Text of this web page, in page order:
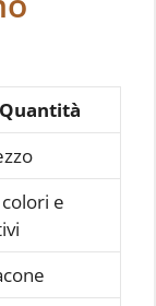
Quantità
e